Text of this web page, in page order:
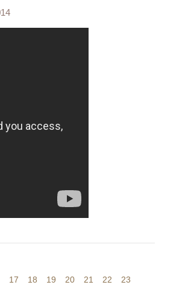
17 18 19 20 21 22
23